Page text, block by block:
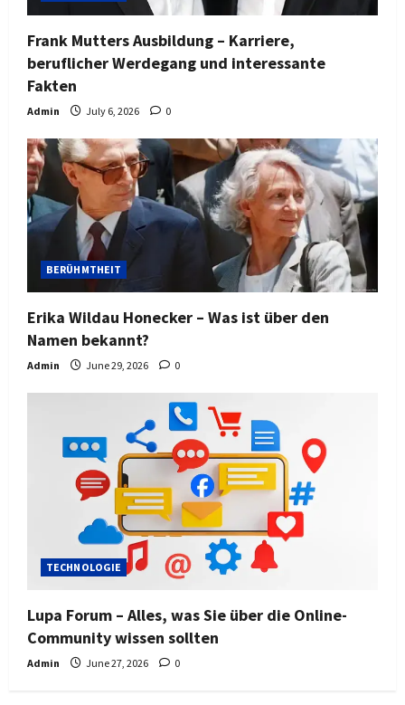
Frank Mutters Ausbildung – Karriere,
beruflicher Werdegang und interessante
Fakten
Admin July 6, 2026 0
BERÜHMTHEIT
Erika Wildau Honecker – Was ist über den
Namen bekannt?
Admin June 29, 2026 0
TECHNOLOGIE
Lupa Forum – Alles, was Sie über die Online-
Community wissen sollten
Admin June 27, 2026 0